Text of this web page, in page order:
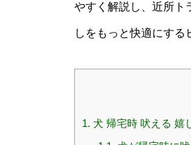
やすく解説し、近所ト
しをもっと快適にする
1. 犬 帰宅時 吠える 嬉